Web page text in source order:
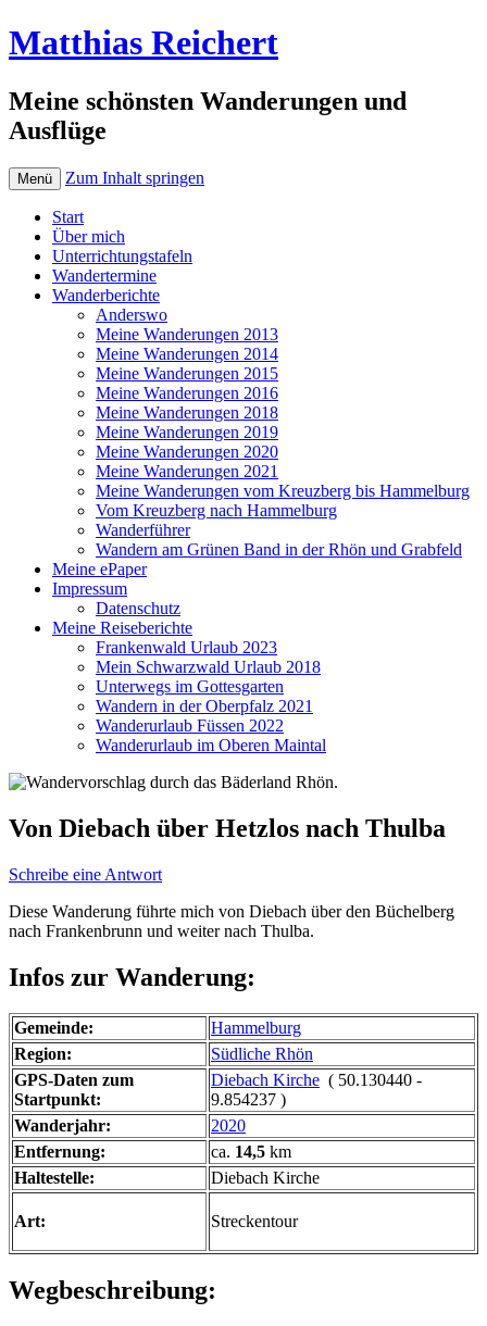
Matthias Reichert
Meine schönsten Wanderungen und
Ausflüge
Menü Zum Inhalt springen
Start
Über mich
Unterrichtungstafeln
Wandertermine
Wanderberichte
Anderswo
Meine Wanderungen 2013
Meine Wanderungen 2014
Meine Wanderungen 2015
Meine Wanderungen 2016
Meine Wanderungen 2018
Meine Wanderungen 2019
Meine Wanderungen 2020
Meine Wanderungen 2021
Meine Wanderungen vom Kreuzberg bis Hammelburg
Vom Kreuzberg nach Hammelburg
Wanderführer
Wandern am Grünen Band in der Rhön und Grabfeld
Meine ePaper
Impressum
Datenschutz
Meine Reiseberichte
Frankenwald Urlaub 2023
Mein Schwarzwald Urlaub 2018
Unterwegs im Gottesgarten
Wandern in der Oberpfalz 2021
Wanderurlaub Füssen 2022
Wanderurlaub im Oberen Maintal
Von Diebach über Hetzlos nach Thulba
Schreibe eine Antwort
Diese Wanderung führte mich von Diebach über den Büchelberg
nach Frankenbrunn und weiter nach Thulba.
Infos zur Wanderung:
Gemeinde:
Hammelburg
Region:
Südliche Rhön
GPS-Daten zum
Startpunkt:
Diebach Kirche ( 50.130440 -
9.854237 )
Wanderjahr:
2020
Entfernung:
ca. 14,5 km
Haltestelle:
Diebach Kirche
Art: Streckentour
Wegbeschreibung: